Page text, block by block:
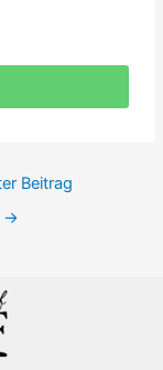
Beitrag
→